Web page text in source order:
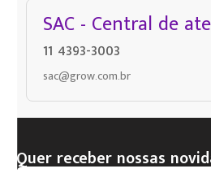
SAC - Central de
11 4393-3003
sac@grow.com.br
Quer receber nossas